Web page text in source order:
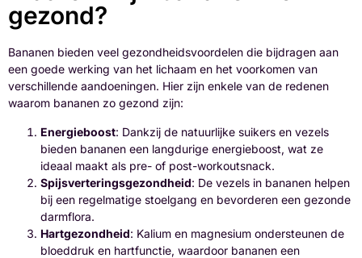
gezond?
Bananen bieden veel gezondheidsvoordelen die bijdragen aan
een goede werking van het lichaam en het voorkomen van
verschillende aandoeningen. Hier zijn enkele van de redenen
waarom bananen zo gezond zijn:
Energieboost: Dankzij de natuurlijke suikers en vezels
bieden bananen een langdurige energieboost, wat ze
ideaal maakt als pre- of post-workoutsnack.
Spijsverteringsgezondheid: De vezels in bananen helpen
bij een regelmatige stoelgang en bevorderen een gezonde
darmflora.
Hartgezondheid: Kalium en magnesium ondersteunen de
bloeddruk en hartfunctie, waardoor bananen een